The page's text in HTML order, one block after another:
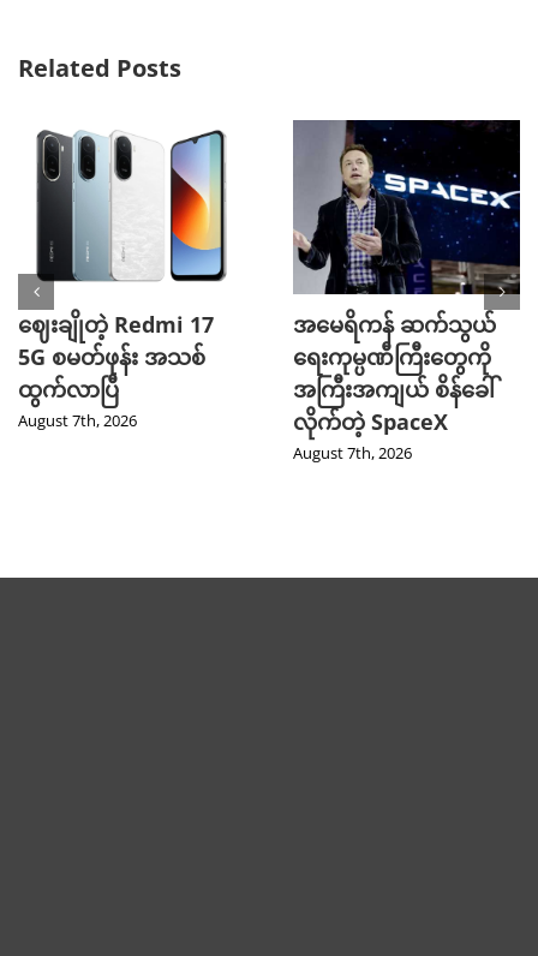
Related Posts
ဈေးချိုတဲ့ Redmi 17
5G စမတ်ဖုန်း အသစ်
ထွက်လာပြီ
August 7th, 2026
အမေရိကန် ဆက်သွယ်
ရေးကုမ္ပဏီကြီးတွေကို
အကြီးအကျယ် စိန်ခေါ်
လိုက်တဲ့ SpaceX
August 7th, 2026